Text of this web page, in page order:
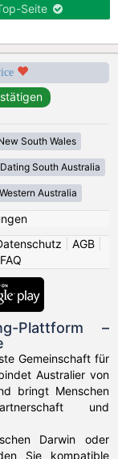
Seite
South Wales
Dating South Australia
Australia
AGB
FAQ
Plattform –
Gemeinschaft für
Australier von
bringt Menschen
und
Darwin oder
Sie kompatible